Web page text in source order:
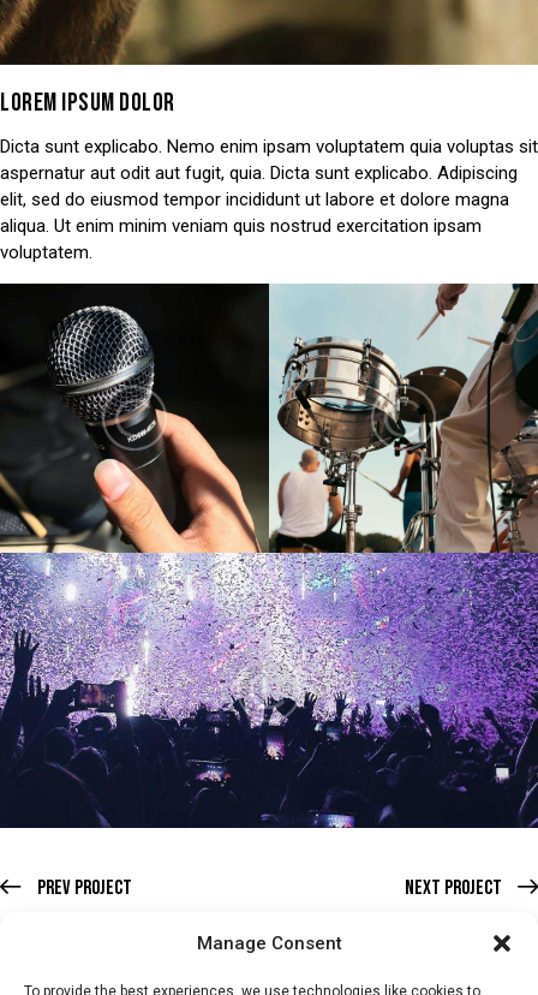
Manage Consent
To provide the best experiences, we use technologies like cookies to
LOREM IPSUM DOLOR
Dicta sunt explicabo. Nemo enim ipsam voluptatem quia voluptas sit
aspernatur aut odit aut fugit, quia. Dicta sunt explicabo. Adipiscing
elit, sed do eiusmod tempor incididunt ut labore et dolore magna
aliqua. Ut enim minim veniam quis nostrud exercitation ipsam
voluptatem.
Prev Project Next Project